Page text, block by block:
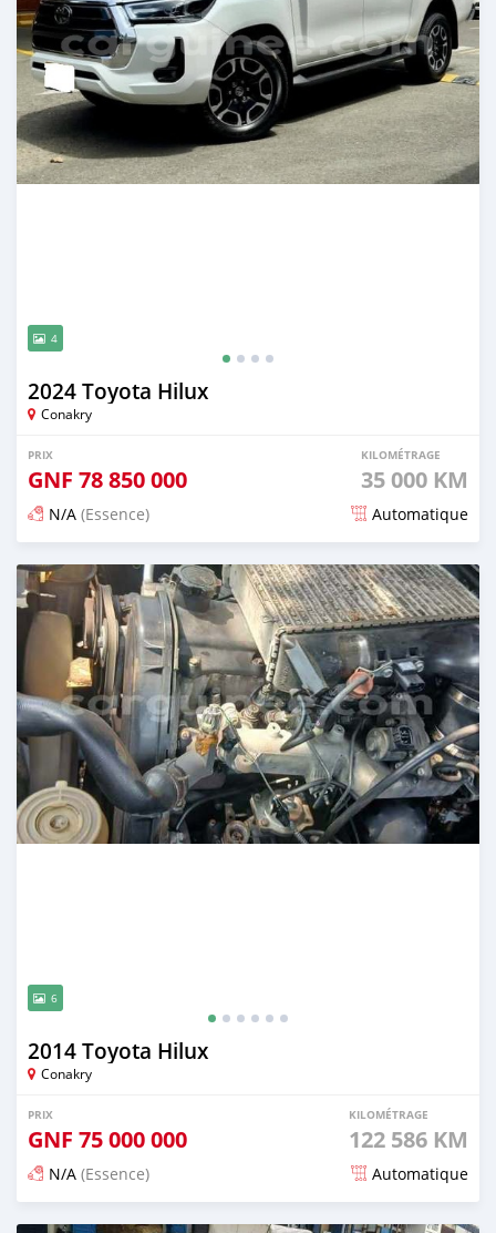
4
2024 Toyota Hilux
Conakry
PRIX
GNF 78 850 000
KILOMÉTRAGE
35 000 KM
N/A (Essence) Automatique
Publié il y a 5 mois
6
2014 Toyota Hilux
Conakry
PRIX
GNF 75 000 000
KILOMÉTRAGE
122 586 KM
N/A (Essence) Automatique
Publié il y a 5 mois